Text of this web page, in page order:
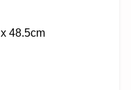
x 48.5cm